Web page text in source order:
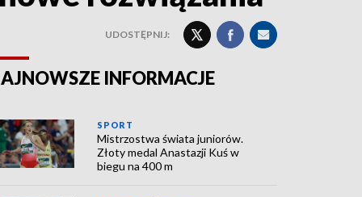
UDOSTĘPNIJ:
INFORMACJE
SPORT
Mistrzostwa świata juniorów.
Złoty medal Anastazji Kuś w
biegu na 400 m